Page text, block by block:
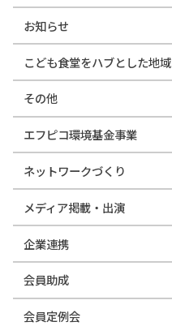
お知らせ
こども食堂をハブとした地
その他
エフピコ環境基金事業
ネットワークづくり
メディア掲載・出演
企業連携
会員助成
会員定例会